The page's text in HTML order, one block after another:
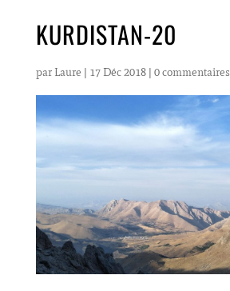
KURDISTAN-20
par Laure | 17 Déc 2018| 0 commentaires